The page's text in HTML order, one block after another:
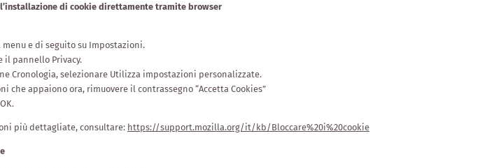
di cookie direttamente tramite browser
menu e di seguito su Impostazioni.
il pannello Privacy.
Cronologia, selezionare Utilizza impostazioni personalizzate.
che appaiono ora, rimuovere il contrassegno “Accetta Cookies”
più dettagliate, consultare: https://support.mozilla.org/it/kb/Bloccare%20i%20cookie